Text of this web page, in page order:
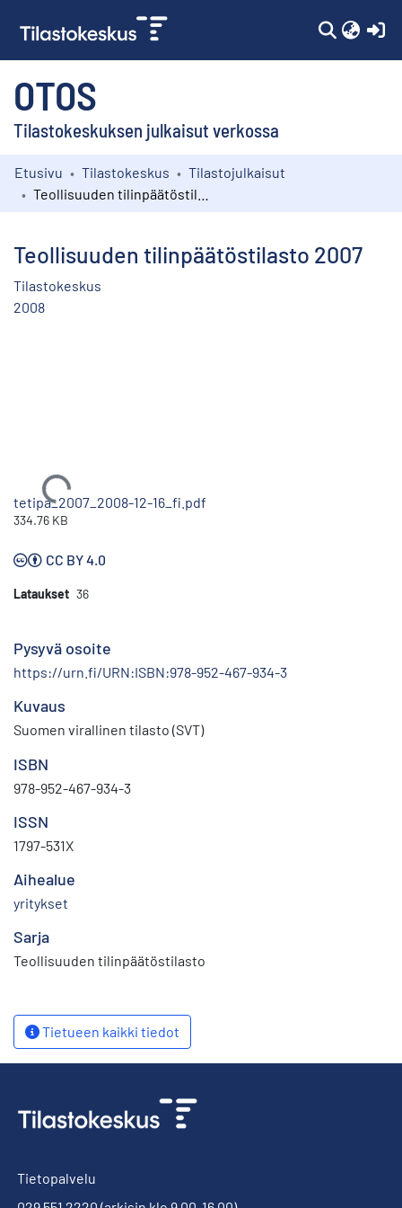
OTOS
Tilastokeskuksen julkaisut verkossa
Kokoelmat
Etusivu Tilastokeskus
Tilastojulkaisut
Teollisuuden tilinpäätöstilasto 2007
Tilastokeskus
2008
Ladataan...
tetipa_2007_2008-12-16_fi.pdf
334.76 KB
CC BY 4.0
Lataukset 36
Pysyvä osoite
https://urn.fi/URN:ISBN:978-952-467-934-3
Kuvaus
Suomen virallinen tilasto (SVT)
ISBN
978-952-467-934-3
ISSN
1797-531X
Aihealue
yritykset
Sarja
Teollisuuden tilinpäätöstilasto
Tietueen kaikki tiedot
Tietopalvelu